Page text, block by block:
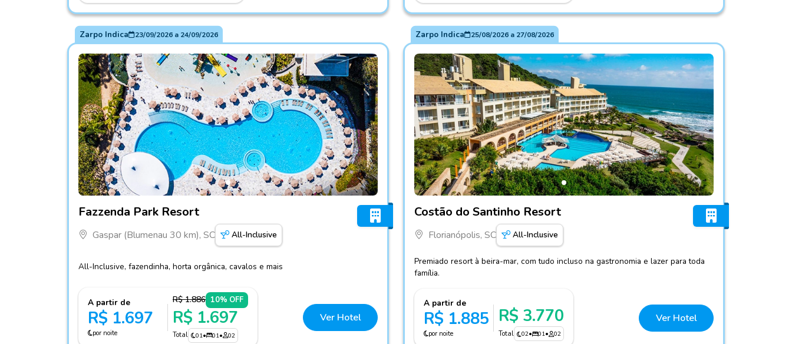
Zarpo Indica 23/09/2026a 24/09/2026
Fazzenda Park Resort
Gaspar (Blumenau 30 km), SC All-Inclusive
All-Inclusive, fazendinha, horta orgânica, cavalos e mais
A partir de
R$ 1.697
por noite
R$ 1.886 10% OFF
R$ 1.697
Total 01• 01• 02
Ver Hotel
Zarpo Indica 25/08/2026a 27/08/2026
Costão do Santinho Resort
Florianópolis, SC All-Inclusive
Premiado resort à beira-mar, com tudo incluso na gastronomia e lazer para toda
família.
A partir de
R$ 1.885
por noite
R$ 3.770
Total 02• 01• 02
Ver Hotel